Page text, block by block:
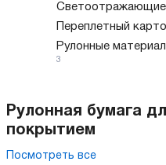
Светоотражающие
Переплетный
Рулонные
3
Рулонная бумага
покрытием
Посмотреть все